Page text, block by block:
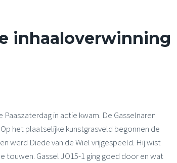
inhaaloverwinning
in actie kwam. De Gasselnaren
het plaatselijke kunstgrasveld begonnen de
werd Diede van de Wiel vrijgespeeld. Hij wist
Gassel JO15-1 ging goed door en wat